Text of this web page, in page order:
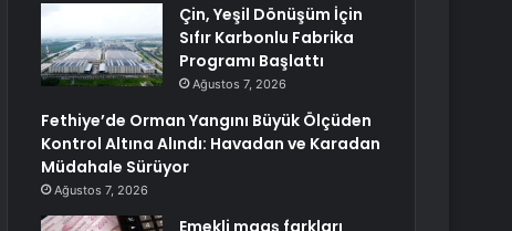
Çin, Yeşil Dönüşüm İçin
Sıfır Karbonlu Fabrika
Programı Başlattı
Ağustos 7, 2026
Fethiye’de Orman Yangını Büyük Ölçüden
Kontrol Altına Alındı: Havadan ve Karadan
Müdahale Sürüyor
Ağustos 7, 2026
Emekli maaş farkları